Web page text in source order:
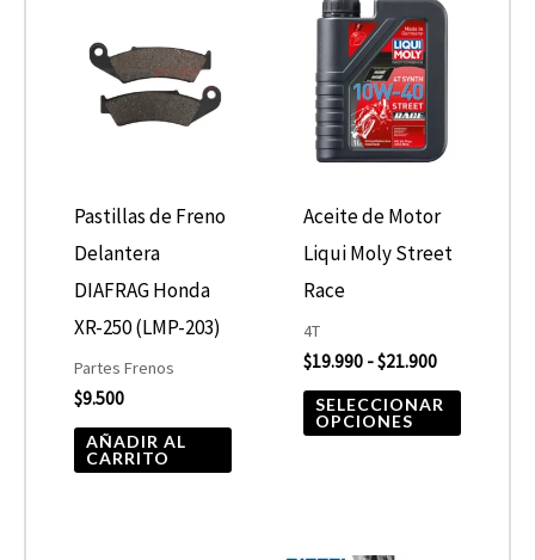
Pastillas de Freno
Delantera
DIAFRAG Honda
XR-250 (LMP-203)
Partes Frenos
$9.500
AÑADIR AL
CARRITO
Aceite de Motor
Liqui Moly Street
Race
4T
$19.990 -$21.900
de
SELECCIONAR
OPCIONES
la
página